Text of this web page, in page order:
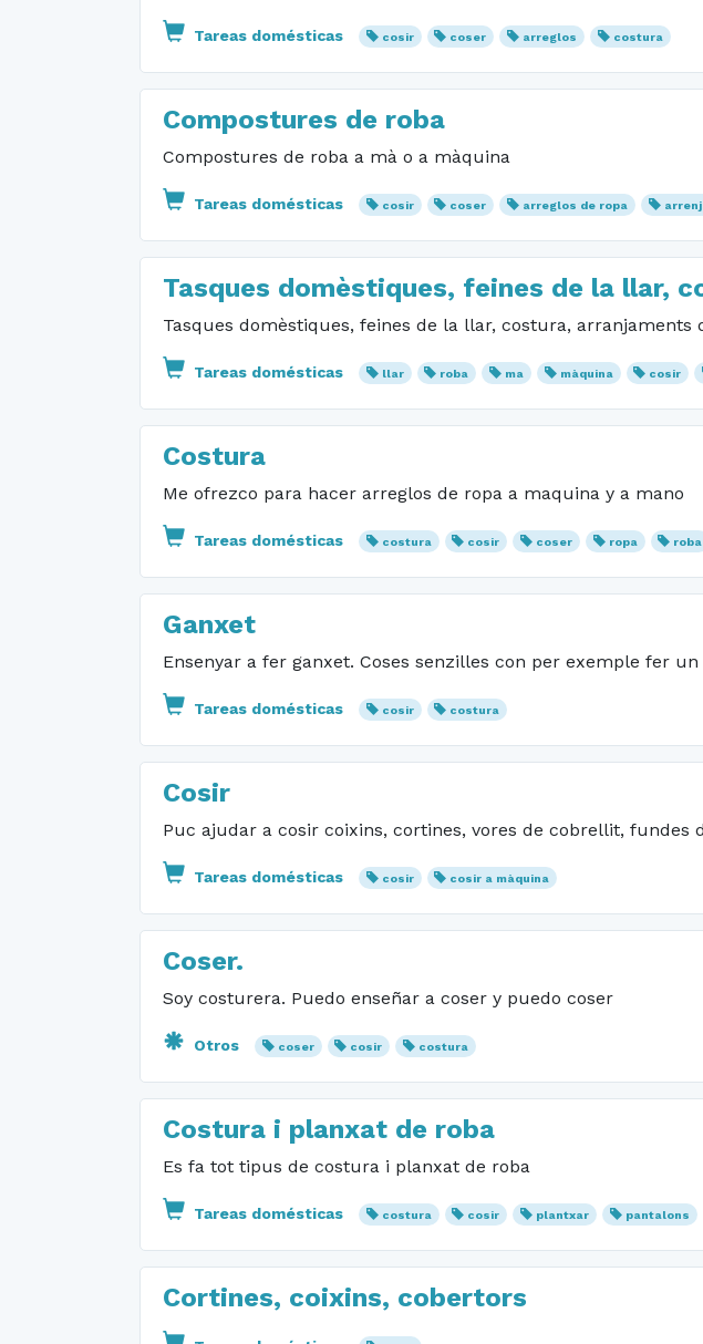
Tareas domésticas cosir coser arreglos costura
Compostures de roba
Compostures de roba a mà o a màquina
Tareas domésticas cosir coser arreglos de ropa
Tasques domèstiques, feines de la llar,
Tasques domèstiques, feines de la llar, costura, arranjaments
Tareas domésticas llar roba ma màquina cosir
Costura
Me ofrezco para hacer arreglos de ropa a maquina y a mano
Tareas domésticas costura cosir coser ropa roba
Ganxet
Ensenyar a fer ganxet. Coses senzilles con per exemple fer
Tareas domésticas cosir costura
Cosir
Puc ajudar a cosir coixins, cortines, vores de cobrellit, fundes
Tareas domésticas cosir cosir a màquina
Coser.
Soy costurera. Puedo enseñar a coser y puedo coser
Otros coser cosir costura
Costura i planxat de roba
Es fa tot tipus de costura i planxat de roba
Tareas domésticas costura cosir plantxar pantalons
Cortines, coixins, cobertors